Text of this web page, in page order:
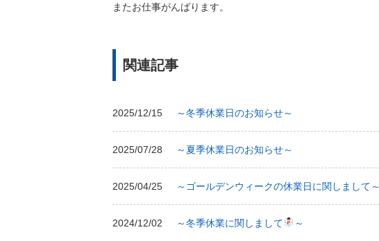
またお仕事がんばります。
関連記事
2025/12/15 ～冬季休業日のお知らせ～
2025/07/28 ～夏季休業日のお知らせ～
2025/04/25 ～ゴールデンウィークの休業日に関しまして～
2024/12/02 ～冬季休業に関しまして ～